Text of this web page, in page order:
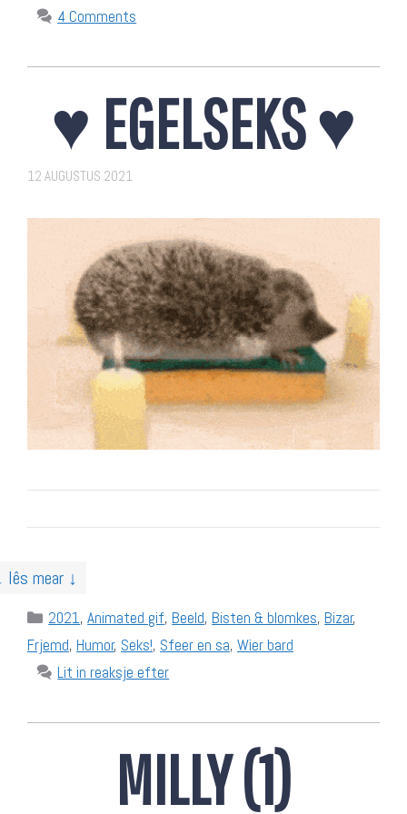
4 Comments
♥ EGELSEKS ♥
12 AUGUSTUS 2021
lês mear ↓
Categories
2021,Animated gif, Beeld, Bisten & blomkes, Bizar,
Frjemd, Humor, Seks!, Sfeer en sa, Wier bard
Lit in reaksje efter
MILLY (1)